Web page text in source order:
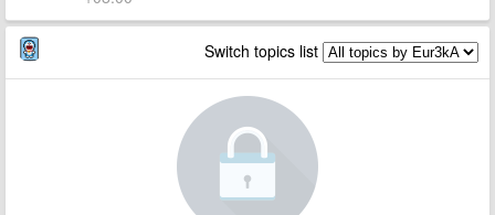
Switch topics list